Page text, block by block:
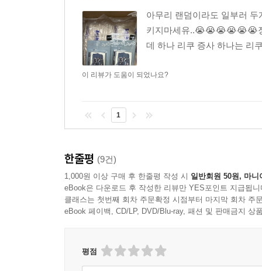
아무리 랜덤이라도 일부러
키지마세유..😭😭😭😭😭😭
데 하나 리쿠 증사 하나는 리
이 리뷰가 도움이 되었나요?
1
한줄평 (9건)
1,000원 이상 구매 후 한줄평 작성 시 일반회원 50원, 마니
eBook은 다운로드 후 작성한 리뷰만 YES포인트 지급됩니
클래스는 첫번째 회차 주문확정 시점부터 마지막 회차 주
eBook 페이백, CD/LP, DVD/Blu-ray, 패션 및 판매금지 상
평점